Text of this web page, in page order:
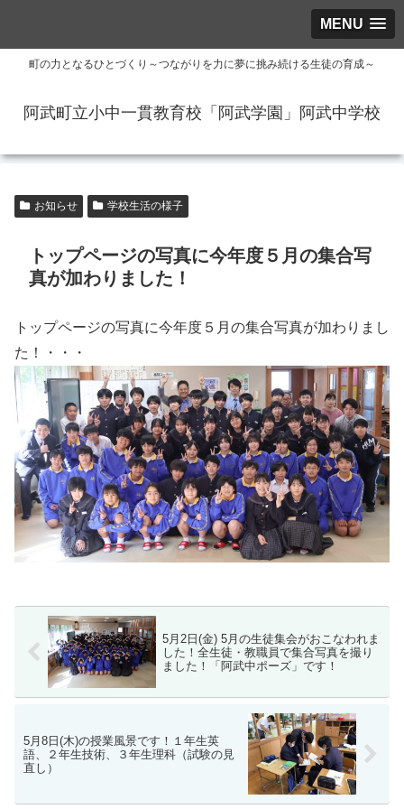
MENU
町の力となるひとづくり～つながりを力に夢に挑み続ける生徒の育成～
阿武町立小中一貫教育校「阿武学園」阿武中学校
お知らせ 学校生活の様子
トップページの写真に今年度５月の集合写
真が加わりました！
トップページの写真に今年度５月の集合写真が加わりまし
た！・・・
5月2日(金) 5月の生徒集会がおこなわれま
した！全生徒・教職員で集合写真を撮り
ました！「阿武中ポーズ」です！
5月8日(木)の授業風景です！１年生英
語、２年生技術、３年生理科（試験の見
直し）